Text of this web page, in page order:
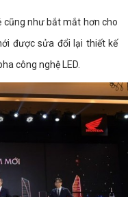
như bắt mắt hơn cho
được sửa đổi lại thiết kế
công nghệ LED.